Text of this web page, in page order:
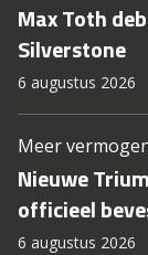
Max Toth
Silverstone
6 augustus 2026
Meer
Nieuwe
officieel
6 augustus 2026